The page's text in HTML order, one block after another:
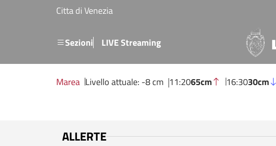
Salta al contenuto principale
Citta di Venezia
SezioniMenu secondario
LIVE Streaming
Marea Livello attuale: -8 cm 11:2065cm 16:3030cm
ALLERTE